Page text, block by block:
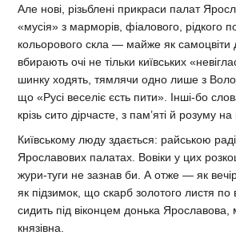
Але нові, різьблені прикраси палат
«мусія» з марморів, фіалового, рідкого
кольорового скла — майже як самоцвіти
вбирають очі не тільки київських
шинку ходять, тямлячи одно лише з
що «Русі веселіє єсть пити». Інші-бо
крізь сито дірчасте, з пам’яті й розуму на
Київському люду здається: райською
Ярославових палатах. Вовіки у цих
жури-туги не зазнав би. А отже — як
як підзимок, що скарб золотого листя по
сидить під віконцем донька
князівна.